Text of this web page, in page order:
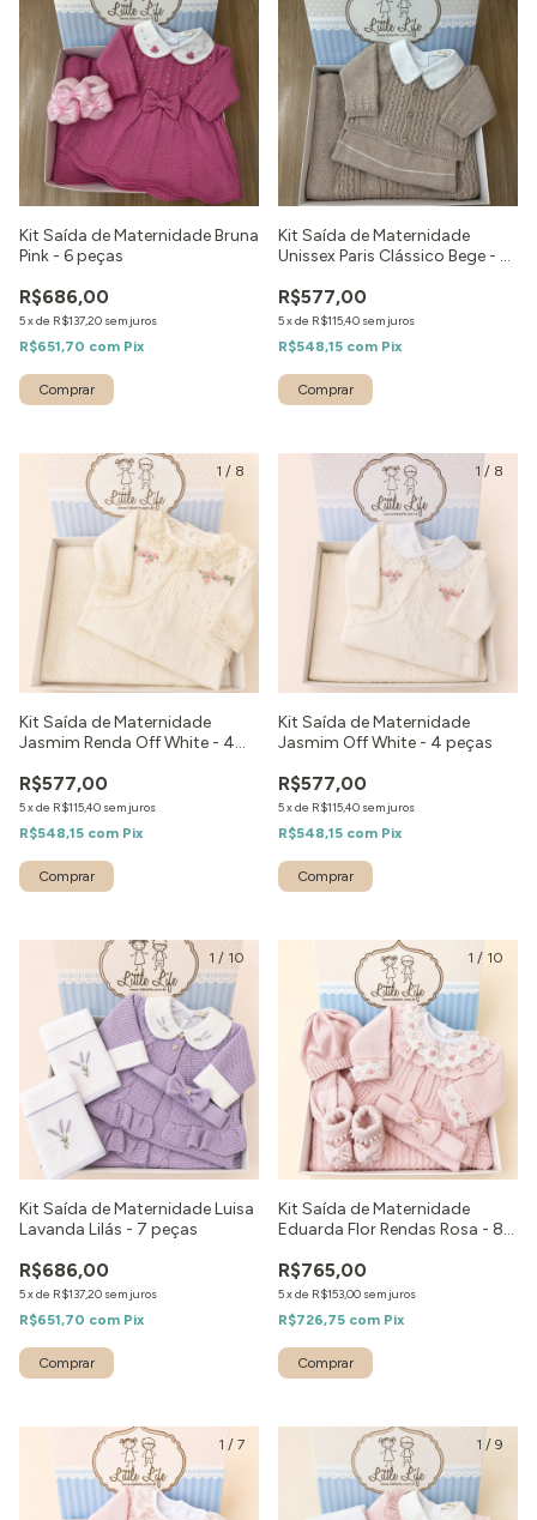
Kit Saída de Maternidade Bruna
Pink - 6 peças
R$686,00
5xde R$137,20 sem juros
R$651,70 com Pix
Comprar
Kit Saída de Maternidade
Unissex Paris Clássico Bege - 4
R$577,00
5xde R$115,40 sem juros
R$548,15 com Pix
Comprar
1 / 8
Kit Saída de Maternidade
Jasmim Renda Off White - 4
R$577,00
5xde R$115,40 sem juros
R$548,15 com Pix
Comprar
1 / 8
Kit Saída de Maternidade
Jasmim Off White - 4 peças
R$577,00
5xde R$115,40 sem juros
R$548,15 com Pix
Comprar
1 / 10
Kit Saída de Maternidade Luisa
Lavanda Lilás - 7 peças
R$686,00
5xde R$137,20 sem juros
R$651,70 com Pix
Comprar
1 / 10
Kit Saída de Maternidade
Eduarda Flor Rendas Rosa - 8
R$765,00
5xde R$153,00 sem juros
R$726,75 com Pix
Comprar
1 / 7 1 / 9